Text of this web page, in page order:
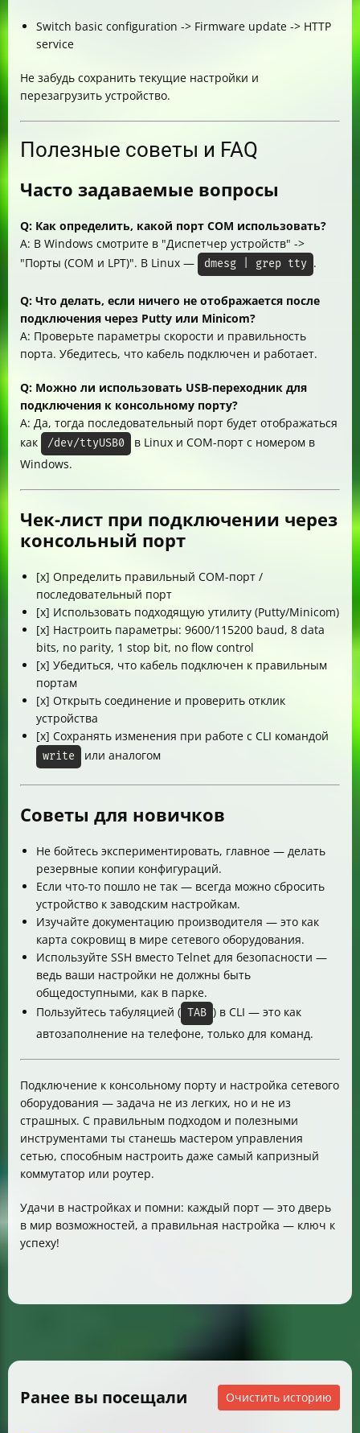
Switch basic configuration -> Firmware update -> HTTP
service
Не забудь сохранить текущие настройки и
перезагрузить устройство.
Полезные советы и FAQ
Часто задаваемые вопросы
Q: Как определить, какой порт COM использовать?
A: В Windows смотрите в "Диспетчер устройств" ->
"Порты (COM и LPT)". В Linux —
dmesg | grep tty .
Q: Что делать, если ничего не отображается после
подключения через Putty или Minicom?
A: Проверьте параметры скорости и правильность
порта. Убедитесь, что кабель подключен и работает.
Q: Можно ли использовать USB-переходник для
подключения к консольному порту?
A: Да, тогда последовательный порт будет отображаться
как
/dev/ttyUSB0
в Linux и COM-порт с номером в
Windows.
Чек-лист при подключении через
консольный порт
[x] Определить правильный COM-порт /
последовательный порт
[x] Использовать подходящую утилиту (Putty/Minicom)
[x] Настроить параметры: 9600/115200 baud, 8 data
bits, no parity, 1 stop bit, no flow control
[x] Убедиться, что кабель подключен к правильным
портам
[x] Открыть соединение и проверить отклик
устройства
[x] Сохранять изменения при работе с CLI командой
write или аналогом
Советы для новичков
Не бойтесь экспериментировать, главное — делать
резервные копии конфигураций.
Если что-то пошло не так — всегда можно сбросить
устройство к заводским настройкам.
Изучайте документацию производителя — это как
карта сокровищ в мире сетевого оборудования.
Используйте SSH вместо Telnet для безопасности —
ведь ваши настройки не должны быть
общедоступными, как в парке.
Пользуйтесь табуляцией ( TAB ) в CLI — это как
автозаполнение на телефоне, только для команд.
Подключение к консольному порту и настройка сетевого
оборудования — задача не из легких, но и не из
страшных. С правильным подходом и полезными
инструментами ты станешь мастером управления
сетью, способным настроить даже самый капризный
коммутатор или роутер.
Удачи в настройках и помни: каждый порт — это дверь
в мир возможностей, а правильная настройка — ключ к
успеху!
Ранее вы посещали Очистить историю